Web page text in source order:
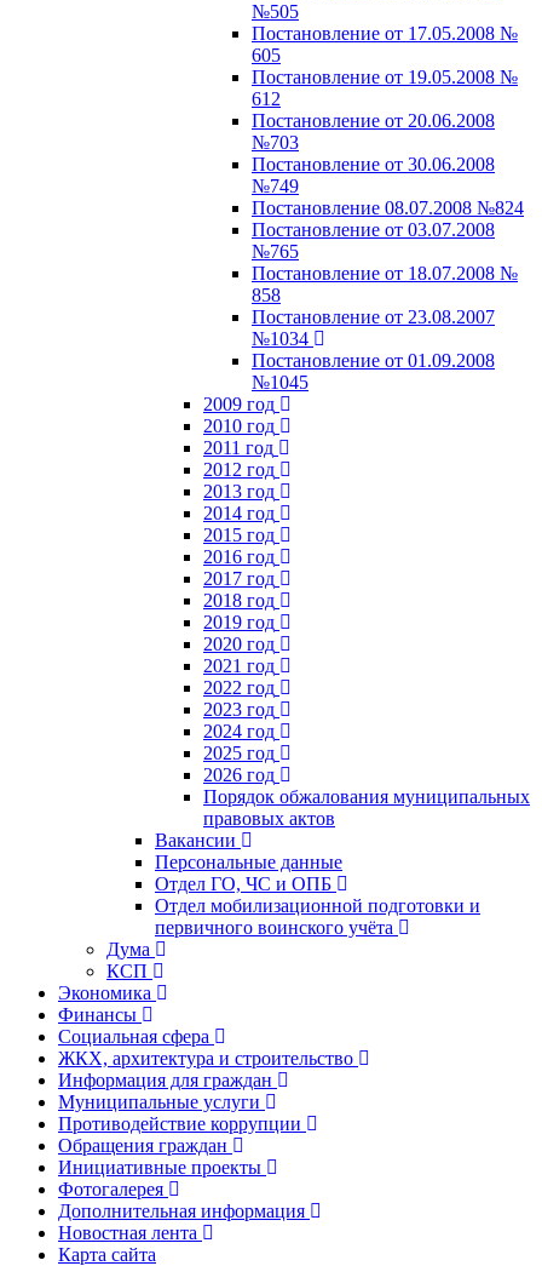
№505
Постановление от 17.05.2008 №
605
Постановление от 19.05.2008 №
612
Постановление от 20.06.2008
№703
Постановление от 30.06.2008
№749
Постановление 08.07.2008 №824
Постановление от 03.07.2008
№765
Постановление от 18.07.2008 №
858
Постановление от 23.08.2007
№1034
Постановление от 01.09.2008
№1045
2009 год
2010 год
2011 год
2012 год
2013 год
2014 год
2015 год
2016 год
2017 год
2018 год
2019 год
2020 год
2021 год
2022 год
2023 год
2024 год
2025 год
2026 год
Порядок обжалования муниципальных
правовых актов
Вакансии
Персональные данные
Отдел ГО, ЧС и ОПБ
Отдел мобилизационной подготовки и
первичного воинского учёта
Дума
КСП
Экономика
Финансы
Социальная сфера
ЖКХ, архитектура и строительство
Информация для граждан
Муниципальные услуги
Противодействие коррупции
Обращения граждан
Инициативные проекты
Фотогалерея
Дополнительная информация
Новостная лента
Карта сайта